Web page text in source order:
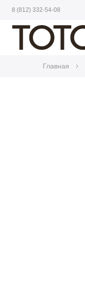
8 (812) 332-54-08
Главная